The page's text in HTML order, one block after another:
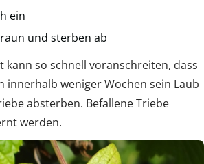
ein
und sterben ab
kann so schnell voranschreiten, dass
innerhalb weniger Wochen sein Laub
absterben. Befallene Triebe
werden.